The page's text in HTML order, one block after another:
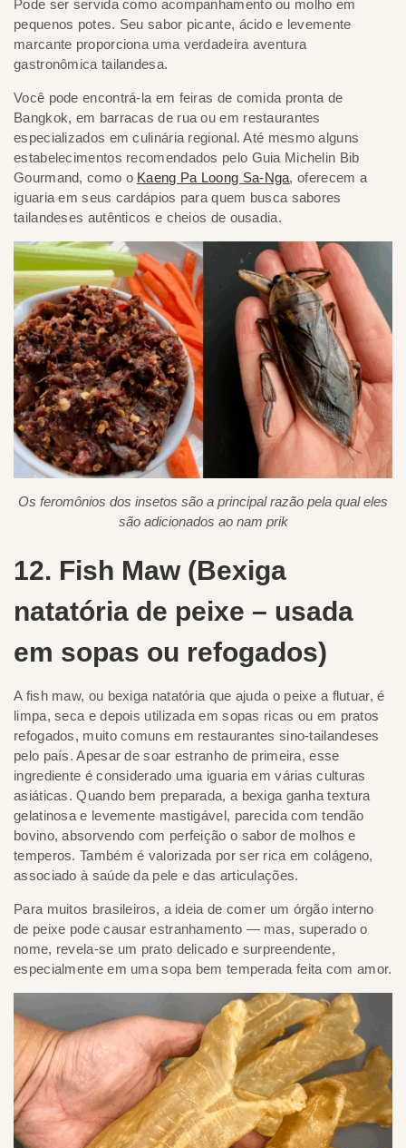
Pode ser servida como acompanhamento ou molho em
pequenos potes. Seu sabor picante, ácido e levemente
marcante proporciona uma verdadeira aventura
gastronômica tailandesa.
Você pode encontrá-la em feiras de comida pronta de
Bangkok, em barracas de rua ou em restaurantes
especializados em culinária regional. Até mesmo alguns
estabelecimentos recomendados pelo Guia Michelin Bib
Gourmand, como o Kaeng Pa Loong Sa-Nga, oferecem a
iguaria em seus cardápios para quem busca sabores
tailandeses autênticos e cheios de ousadia.
Os feromônios dos insetos são a principal razão pela qual eles
são adicionados ao nam prik
12. Fish Maw (Bexiga
natatória de peixe – usada
em sopas ou refogados)
A fish maw, ou bexiga natatória que ajuda o peixe a flutuar, é
limpa, seca e depois utilizada em sopas ricas ou em pratos
refogados, muito comuns em restaurantes sino-tailandeses
pelo país. Apesar de soar estranho de primeira, esse
ingrediente é considerado uma iguaria em várias culturas
asiáticas. Quando bem preparada, a bexiga ganha textura
gelatinosa e levemente mastigável, parecida com tendão
bovino, absorvendo com perfeição o sabor de molhos e
temperos. Também é valorizada por ser rica em colágeno,
associado à saúde da pele e das articulações.
Para muitos brasileiros, a ideia de comer um órgão interno
de peixe pode causar estranhamento — mas, superado o
nome, revela-se um prato delicado e surpreendente,
especialmente em uma sopa bem temperada feita com amor.